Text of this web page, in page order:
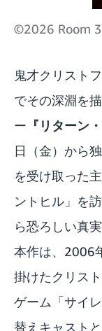
©2026 Room
鬼才クリスト
でその深淵を
ー 『リターン
日（金）から
を受け取った
ントヒル」を
ら恐ろしい真
本作は、2006
掛けたクリス
ゲーム「サイ
替えキャスト